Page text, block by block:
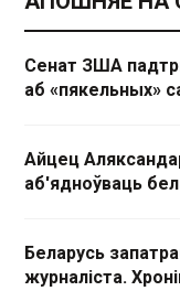
Сенат ЗША
аб «пякельных»
Айцец
аб'ядноўваць
Беларусь
журналіста.